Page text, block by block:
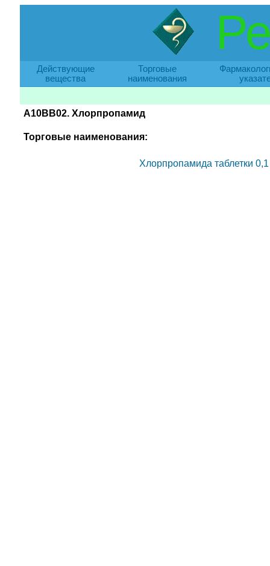
Действующие
вещества
Торговые
наименования
A10BB02. Хлорпропамид
Торговые наименования:
Хлорпропамида таблетки 0,1